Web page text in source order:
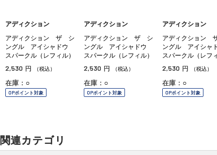
アディクション
アディクション ザ シ
ングル アイシャドウ
スパークル（レフィル）
2,530 円 （税込）
在庫：○
OPポイント対象
アディクション
アディクション ザ シ
ングル アイシャドウ
スパークル（レフィル）
2,530 円 （税込）
在庫：○
OPポイント対象
アディクション
アディクション
ングル アイシ
スパークル（レフ
2,530 円 （税込）
在庫：○
OPポイント対象
関連カテゴリ